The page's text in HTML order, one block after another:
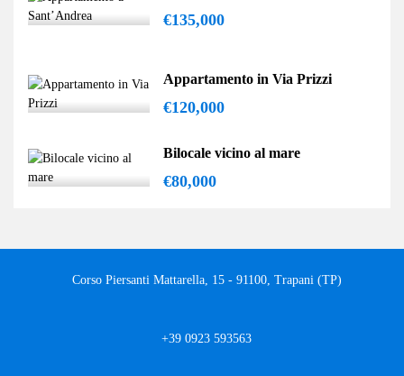
€135,000
Appartamento in Via Prizzi
€120,000
Bilocale vicino al mare
€80,000
Corso Piersanti Mattarella, 15 - 91100, Trapani (TP)
+39 0923 593563